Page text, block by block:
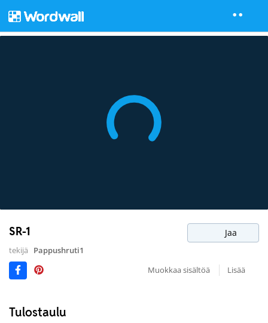
SR-1 Jaa
tekijä
Pappushruti1
Muokkaa sisältöä
Lisää
Tulostaulu